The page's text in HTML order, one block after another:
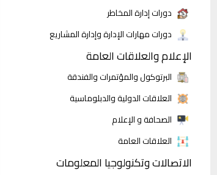
دورات إدارة المخاطر
دورات مهارات الإدارة وإدارة المشاريع
الإعلام والعلاقات العامة
البرتوكول والمؤتمرات والفندقة
العلاقات الدولية والدبلوماسية
الصحافة و الإعلام
العلاقات العامة
الاتصالات وتكنولوجيا المعلومات